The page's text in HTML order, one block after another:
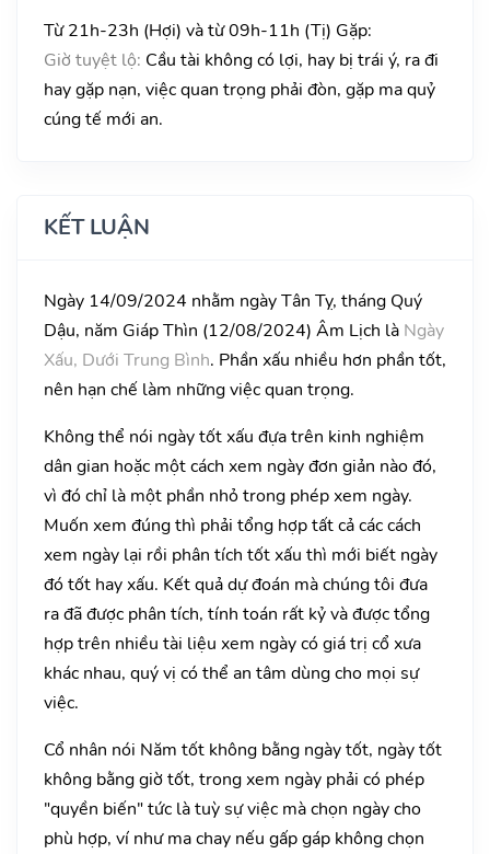
Từ 21h-23h (Hợi) và từ 09h-11h (Tị) Gặp:
Giờ tuyệt lộ: Cầu tài không có lợi, hay bị trái ý, ra đi
hay gặp nạn, việc quan trọng phải đòn, gặp ma quỷ
cúng tế mới an.
KẾT LUẬN
Ngày 14/09/2024 nhằm ngày Tân Tỵ, tháng Quý
Dậu, năm Giáp Thìn (12/08/2024) Âm Lịch là Ngày
Xấu, Dưới Trung Bình. Phần xấu nhiều hơn phần tốt,
nên hạn chế làm những việc quan trọng.
Không thể nói ngày tốt xấu đựa trên kinh nghiệm
dân gian hoặc một cách xem ngày đơn giản nào đó,
vì đó chỉ là một phần nhỏ trong phép xem ngày.
Muốn xem đúng thì phải tổng hợp tất cả các cách
xem ngày lại rồi phân tích tốt xấu thì mới biết ngày
đó tốt hay xấu. Kết quả dự đoán mà chúng tôi đưa
ra đã được phân tích, tính toán rất kỷ và được tổng
hợp trên nhiều tài liệu xem ngày có giá trị cổ xưa
khác nhau, quý vị có thể an tâm dùng cho mọi sự
việc.
Cổ nhân nói Năm tốt không bằng ngày tốt, ngày tốt
không bằng giờ tốt, trong xem ngày phải có phép
"quyền biến" tức là tuỳ sự việc mà chọn ngày cho
phù hợp, ví như ma chay nếu gấp gáp không chọn